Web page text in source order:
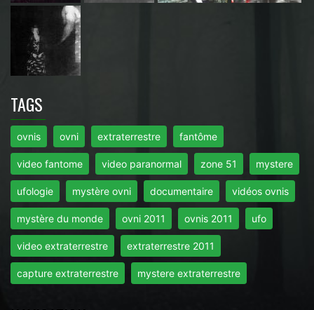
TAGS
ovnis ovni extraterrestre fantôme
video fantome video paranormal zone 51 mystere
ufologie mystère ovni documentaire vidéos ovnis
mystère du monde ovni 2011 ovnis 2011 ufo
video extraterrestre extraterrestre 2011
capture extraterrestre mystere extraterrestre